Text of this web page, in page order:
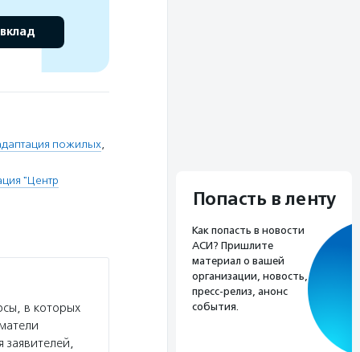
пожилых,
"Центр
в которых
заявителей,
Попасть в ленту
Как попасть в новости
АСИ? Пришлите
материал о вашей
организации, новость,
пресс-релиз, анонс
события.